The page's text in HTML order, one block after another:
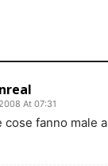
At 07:31
cose fanno male